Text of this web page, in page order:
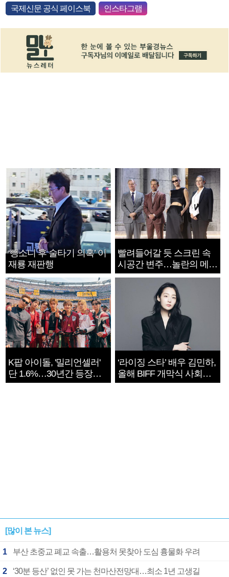
국제신문 공식 페이스북 인스타그램
‘뺑소니 후 술타기 의혹’ 이
재룡 재판행
빨려들어갈 듯 스크린 속
시공간 변주…놀란의 메시
지는 ‘전쟁 속죄’
K팝 아이돌, '밀리언셀러'
단 1.6%…30년간 등장
1182개팀 전수조사
‘라이징 스타’ 배우 김민하,
올해 BIFF 개막식 사회자
확정
[많이 본 뉴스]
1 부산 초중교 폐교 속출…활용처 못찾아 도심 흉물화 우려
2 ‘30분 등산’ 없인 못 가는 천마산전망대…최소 1년 고생길